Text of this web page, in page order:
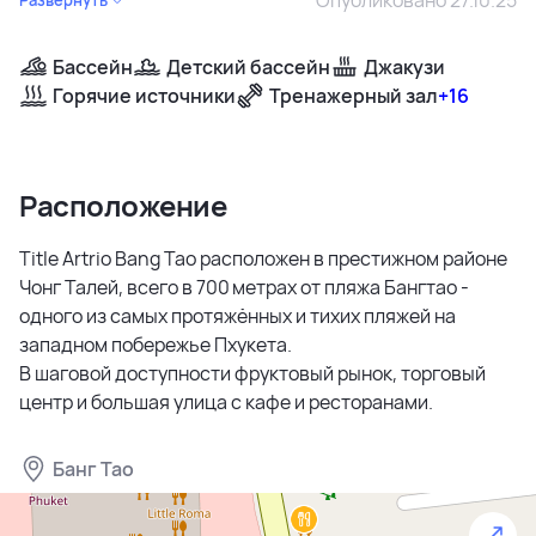
Бассейн Детский бассейн
Джакузи
Горячие источники
Тренажерный зал+16
Расположение
Title Artrio Bang Tao расположен в престижном районе
Чонг Талей, всего в 700 метрах от пляжа Бангтао -
одного из самых протяжённых и тихих пляжей на
западном побережье Пхукета.
В шаговой доступности фруктовый рынок, торговый
центр и большая улица с кафе и ресторанами.
Банг Тао